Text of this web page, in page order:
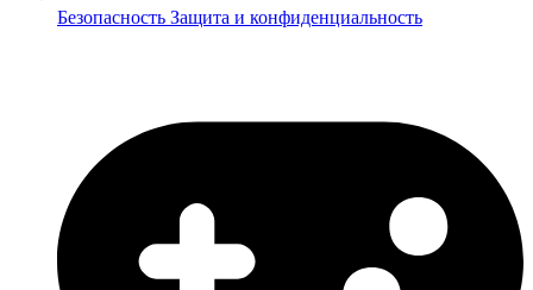
Безопасность Защита и конфиденциальность